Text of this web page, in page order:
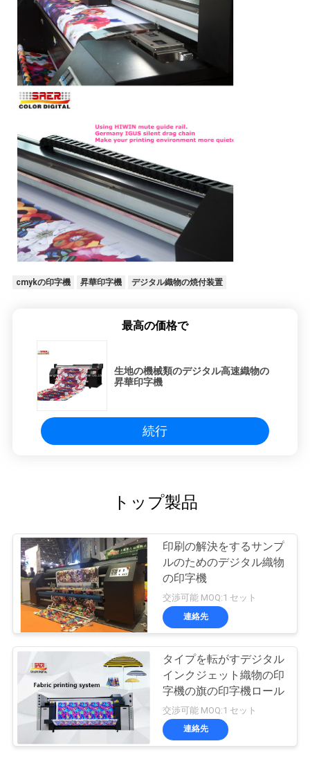
cmykの印字機 昇華印字機 デジタル織物の焼付装置
最高の価格で
生地の機械類のデジタル高速織物の
昇華印字機
続行
トップ製品
印刷の解決をするサンプ
ルのためのデジタル織物
の印字機
交渉可能 MOQ:1 セット
連絡先
タイプを転がすデジタル
インクジェット織物の印
字機の旗の印字機ロール
交渉可能 MOQ:1 セット
連絡先